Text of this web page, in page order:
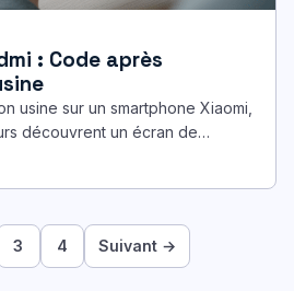
: Code après
usine sur un smartphone Xiaomi,
découvrent un écran de
Ce mécanisme,…
3 4 Suivant →